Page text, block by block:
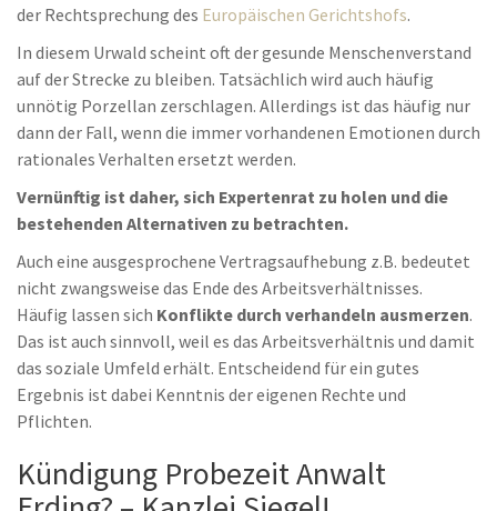
der Rechtsprechung des Europäischen Gerichtshofs.
In diesem Urwald scheint oft der gesunde Menschenverstand
auf der Strecke zu bleiben. Tatsächlich wird auch häufig
unnötig Porzellan zerschlagen. Allerdings ist das häufig nur
dann der Fall, wenn die immer vorhandenen Emotionen durch
rationales Verhalten ersetzt werden.
Vernünftig ist daher, sich Expertenrat zu holen und die
bestehenden Alternativen zu betrachten.
Auch eine ausgesprochene Vertragsaufhebung z.B. bedeutet
nicht zwangsweise das Ende des Arbeitsverhältnisses.
Häufig lassen sich Konflikte durch verhandeln ausmerzen.
Das ist auch sinnvoll, weil es das Arbeitsverhältnis und damit
das soziale Umfeld erhält. Entscheidend für ein gutes
Ergebnis ist dabei Kenntnis der eigenen Rechte und
Pflichten.
Kündigung Probezeit Anwalt